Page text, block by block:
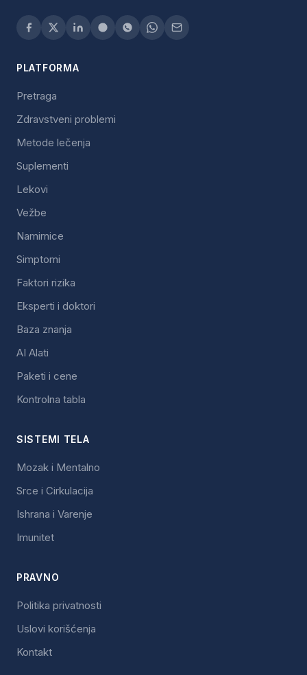
PLATFORMA
Pretraga
Zdravstveni problemi
Metode lečenja
Suplementi
Lekovi
Vežbe
Namirnice
Simptomi
Faktori rizika
Eksperti i doktori
Baza znanja
AI Alati
Paketi i cene
Kontrolna tabla
SISTEMI TELA
Mozak i Mentalno
Srce i Cirkulacija
Ishrana i Varenje
Imunitet
PRAVNO
Politika privatnosti
Uslovi korišćenja
Kontakt